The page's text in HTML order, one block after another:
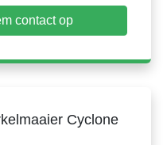
contact op
Cyclone